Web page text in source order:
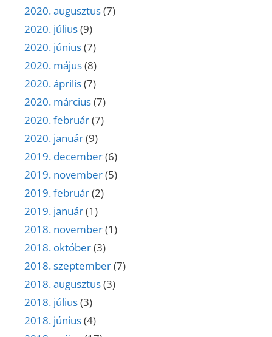
2020. augusztus(7)
2020. július(9)
2020. június(7)
2020. május(8)
2020. április(7)
2020. március(7)
2020. február(7)
2020. január(9)
2019. december(6)
2019. november(5)
2019. február(2)
2019. január(1)
2018. november(1)
2018. október(3)
2018. szeptember(7)
2018. augusztus(3)
2018. július(3)
2018. június(4)